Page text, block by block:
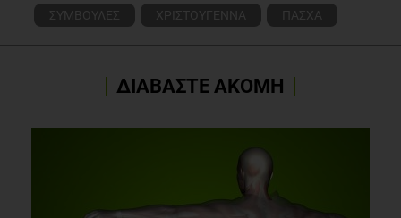
ΣΥΜΒΟΥΛΕΣ ΧΡΙΣΤΟΥΓΕΝΝΑ ΠΑΣΧΑ
ΔΙΑΒΑΣΤΕ ΑΚΟΜΗ